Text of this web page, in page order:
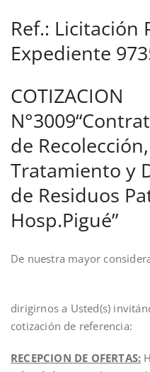
Ref.: Licitación
Expediente
COTIZACION
de
Tratamiento y
de Residuos
Hosp.Pigué”
De nuestra mayor
Tenemos
dirigirnos a Usted(s)
cotización de referencia:
RECEPCION DE OFERTAS: